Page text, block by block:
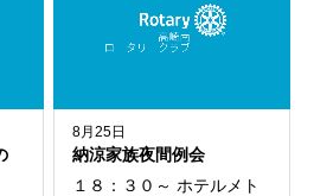
8月25日
納涼家族夜間例会
１８：３０～ ホテルメト